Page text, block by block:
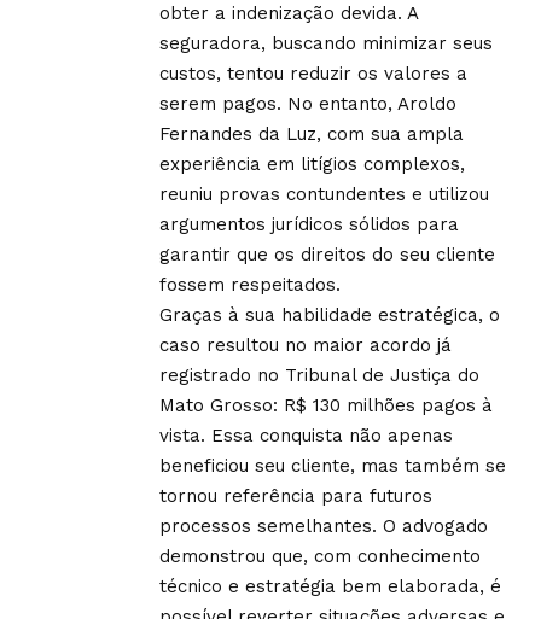
obter a indenização devida. A
seguradora, buscando minimizar seus
custos, tentou reduzir os valores a
serem pagos. No entanto, Aroldo
Fernandes da Luz, com sua ampla
experiência em litígios complexos,
reuniu provas contundentes e utilizou
argumentos jurídicos sólidos para
garantir que os direitos do seu cliente
fossem respeitados.
Graças à sua habilidade estratégica, o
caso resultou no maior acordo já
registrado no Tribunal de Justiça do
Mato Grosso: R$ 130 milhões pagos à
vista. Essa conquista não apenas
beneficiou seu cliente, mas também se
tornou referência para futuros
processos semelhantes. O advogado
demonstrou que, com conhecimento
técnico e estratégia bem elaborada, é